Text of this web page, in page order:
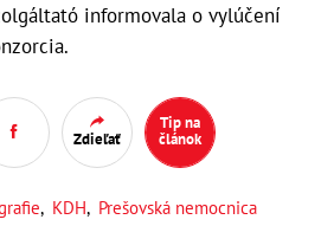
informovala o vylúčení
Zdieľať
Tip na
článok
, KDH, Prešovská nemocnica